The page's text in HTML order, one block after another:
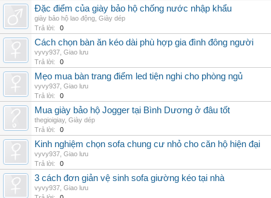
Đặc điểm của giày bảo hộ chống nước nhập khẩu
giày bảo hộ lao động Giày dép
Trả lời:
0
Cách chọn bàn ăn kéo dài phù hợp gia đình đông người
vyvy937 Giao lưu
Trả lời:
0
Mẹo mua bàn trang điểm led tiện nghi cho phòng ngủ
vyvy937 Giao lưu
Trả lời:
0
Mua giày bảo hộ Jogger tại Bình Dương ở đâu tốt
thegioigiay, Giày dép
Trả lời:
0
Kinh nghiệm chọn sofa chung cư nhỏ cho căn hộ hiện đại
vyvy937 Giao lưu
Trả lời:
0
3 cách đơn giản vệ sinh sofa giường kéo tại nhà
vyvy937 Giao lưu